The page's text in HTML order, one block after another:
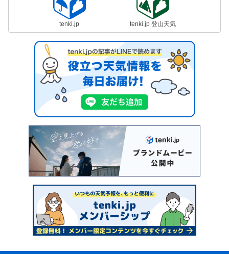
tenki.jp tenki.jp 登山天気